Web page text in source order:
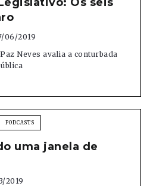
06/2019
Neves avalia a conturbada
PODCASTS
uma janela de
2019